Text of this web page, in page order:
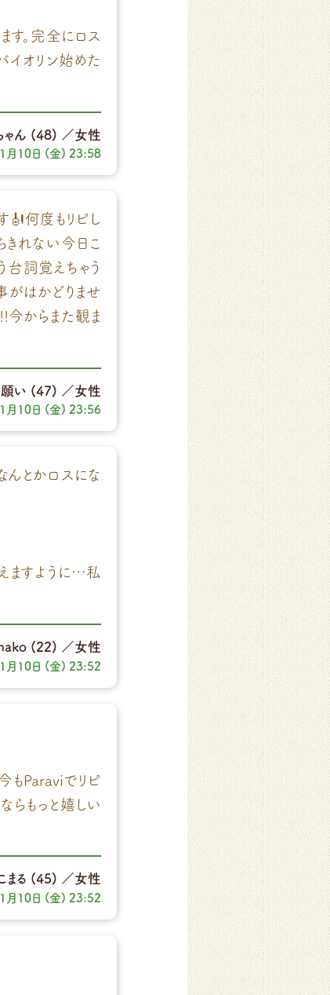
す。完全にロス
イオリン始めた
ゃん (48) ／女性
月10日 (金) 23:58
🎻何度もリピし
きれない今日こ
台詞覚えちゃう
がはかどりませ
今からまた観ま
い (47) ／女性
月10日 (金) 23:56
んとかロスにな
ますように…私
(22) ／女性
月10日 (金) 23:52
もParaviでリピ
らもっと嬉しい
まる (45) ／女性
月10日 (金) 23:52